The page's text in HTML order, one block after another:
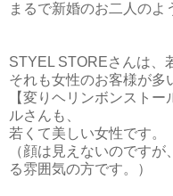
まるで新婚のお二人のよ
STYEL STOREさんは、
それも女性のお客様が多
【変りヘリンボンスト
ルさんも、
若くて美しい女性です。
（顔は見えないのです
る雰囲気の方です。）